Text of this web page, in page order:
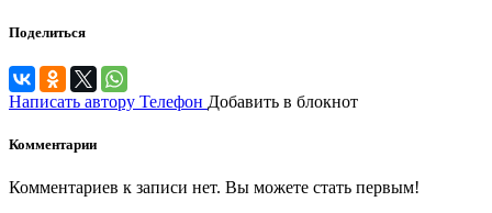
Поделиться
Написать автору Телефон Добавить в блокнот
Комментарии
Комментариев к записи нет. Вы можете стать первым!